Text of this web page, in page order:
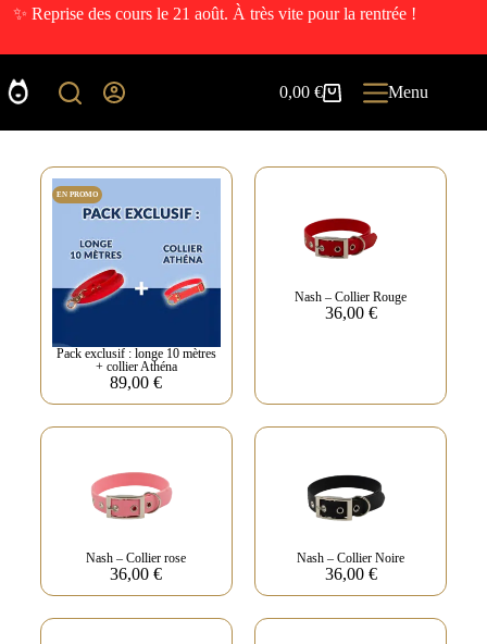
✨ Reprise des cours le 21 août. À très vite pour la rentrée !
0,00€ Menu
EN PROMO
Pack exclusif : longe 10 mètres
+ collier Athéna
89,00€
Nash – Collier Rouge
36,00 €
Nash – Collier rose
36,00€
Nash – Collier Noire
36,00 €